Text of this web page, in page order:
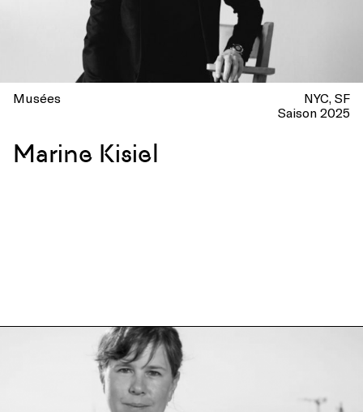
Musées NYC SF
Saison 2025
Marine Kisiel